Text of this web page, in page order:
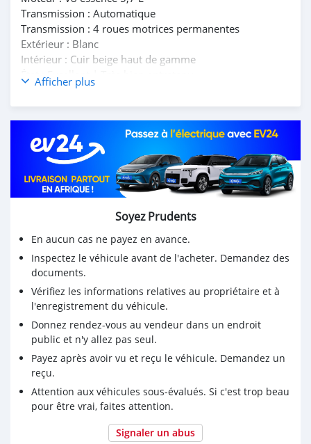
Transmission : Automatique
Transmission : 4 roues motrices permanentes
Extérieur : Blanc
Intérieur : Cuir beige haut de gamme
État : Excellent | Très bien entretenu
Afficher plus
Soyez Prudents
En aucun cas ne payez en avance.
Inspectez le véhicule avant de l'acheter. Demandez des
documents.
Vérifiez les informations relatives au propriétaire et à
l'enregistrement du véhicule.
Donnez rendez-vous au vendeur dans un endroit
public et n'y allez pas seul.
Payez après avoir vu et reçu le véhicule. Demandez un
reçu.
Attention aux véhicules sous-évalués. Si c'est trop beau
pour être vrai, faites attention.
Signaler un abus